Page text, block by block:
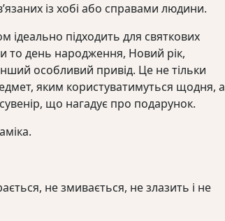
із хобі або справами людини.
ідеально підходить для святкових
то день народження, Новий рік,
особливий привід. Це не тільки
яким користуватимуться щодня, а
що нагадує про подарунок.
не змивається, не злазить і не